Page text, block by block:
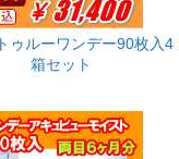
ゥルーワンデー90枚入4
箱セット